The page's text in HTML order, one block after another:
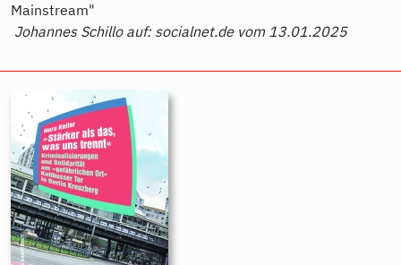
Mainstream"
Johannes Schillo auf: socialnet.de vom 13.01.2025